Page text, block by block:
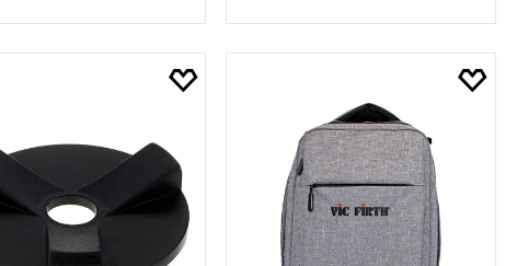
SEPETE EKLE SEPETE EKLE